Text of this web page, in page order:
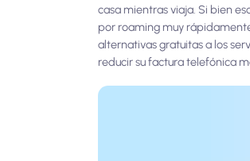
casa mientras viaja. Si bien
por roaming muy
alternativas gratuitas a los
reducir su factura telefónica